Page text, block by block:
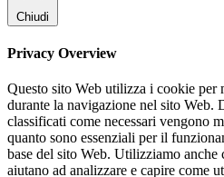
Chiudi
Privacy Overview
Questo sito Web utilizza i cookie per
durante la navigazione nel sito Web.
classificati come necessari vengono
quanto sono essenziali per il
base del sito Web. Utilizziamo anche
aiutano ad analizzare e capire come